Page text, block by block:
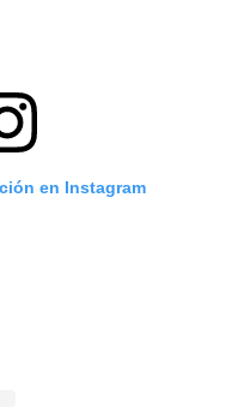
en Instagram